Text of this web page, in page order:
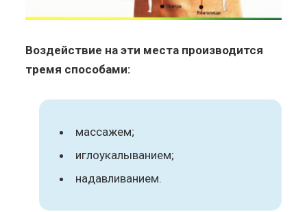
Воздействие на эти места производится
тремя способами:
массажем;
иглоукалыванием;
надавливанием.